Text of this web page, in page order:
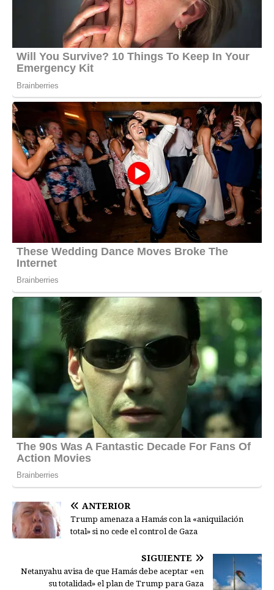
ANTERIOR
Trump amenaza a Hamás con la «aniquilación
total» si no cede el control de Gaza
SIGUIENTE
Netanyahu avisa de que Hamás debe aceptar «en
su totalidad» el plan de Trump para Gaza